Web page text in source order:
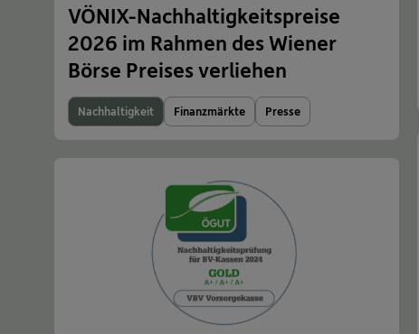
VÖNIX-Nachhaltigkeitspreise
2026 im Rahmen des Wiener
Börse Preises verliehen
Nachhaltigkeit Finanzmärkte Presse